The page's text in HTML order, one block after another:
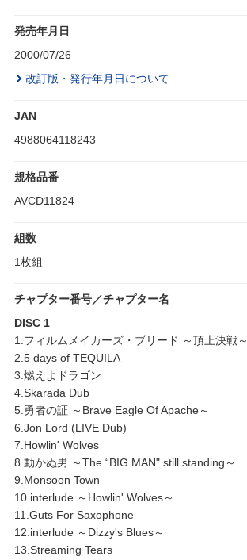
発売年月日
2000/07/26
改訂版・発行年月日について
JAN
4988064118243
規格品番
AVCD11824
組数
1枚組
チャプター番号／チャプター名
DISC 1
1.フィルムメイカーズ・ブリード ～頂上決戦～
2.5 days of TEQUILA
3.燃えよドラゴン
4.Skarada Dub
5.勇者の証 ～Brave Eagle Of Apache～
6.Jon Lord (LIVE Dub)
7.Howlin' Wolves
8.動かぬ男 ～The “BIG MAN" still standing～
9.Monsoon Town
10.interlude ～Howlin' Wolves～
11.Guts For Saxophone
12.interlude ～Dizzy's Blues～
13.Streaming Tears